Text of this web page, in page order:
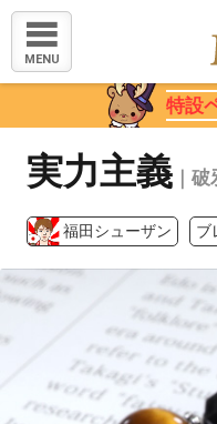
MENU
特設
実力主義 ｜
福田シューザン ブ